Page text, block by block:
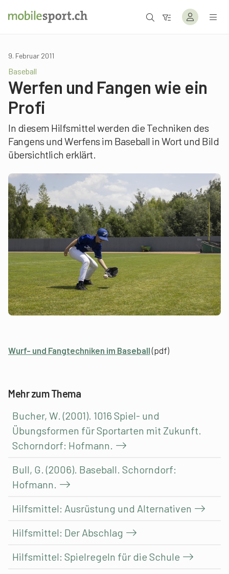
9. Februar 2011
Baseball
Werfen und Fangen wie ein
Profi
In diesem Hilfsmittel werden die Techniken des
Fangens und Werfens im Baseball in Wort und Bild
übersichtlich erklärt.
Wurf- und Fangtechniken im Baseball(pdf)
Mehr zum Thema
Bucher, W. (2001). 1016 Spiel- und
Übungsformen für Sportarten mit Zukunft.
Schorndorf: Hofmann.
Bull, G. (2006). Baseball. Schorndorf:
Hofmann.
Hilfsmittel: Ausrüstung und Alternativen
Hilfsmittel: Der Abschlag
Hilfsmittel: Spielregeln für die Schule